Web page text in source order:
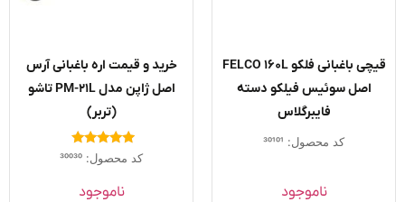
قیچی باغبانی فلکو FELCO 160L
اصل سوئیس فیلکو دسته
فایبرگلاس
کد محصول: 30101
ناموجود
خرید و قیمت اره باغبانی آرس
اصل ژاپن مدل PM-21L تاشو
(تربر)
امتیاز
5.00
کد محصول: 30030
ناموجود